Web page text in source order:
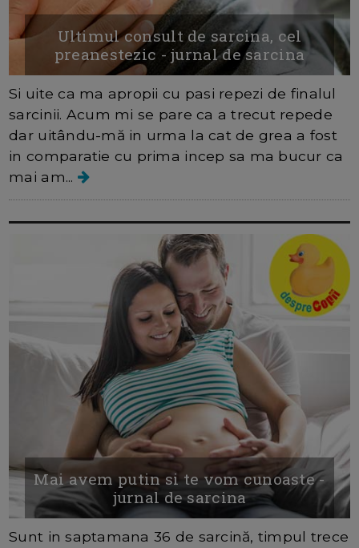
Ultimul consult de sarcina, cel
preanestezic - jurnal de sarcina
Si uite ca ma apropii cu pasi repezi de finalul
sarcinii. Acum mi se pare ca a trecut repede
dar uitându-mă in urma la cat de grea a fost
in comparatie cu prima incep sa ma bucur ca
mai am...
Mai avem putin si te vom cunoaste -
jurnal de sarcina
Sunt in saptamana 36 de sarcină, timpul trece